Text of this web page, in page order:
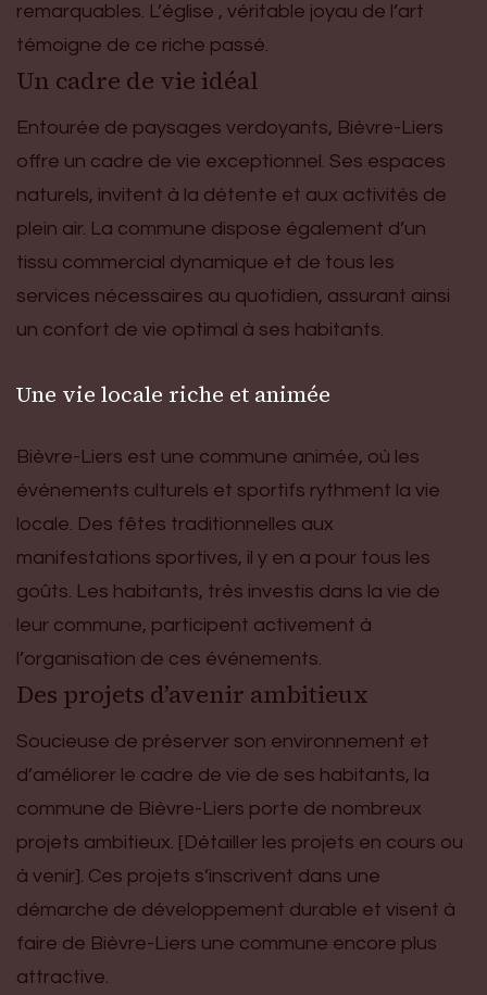
remarquables. L’église , véritable joyau de l’art
témoigne de ce riche passé.
Un cadre de vie idéal
Entourée de paysages verdoyants, Bièvre-Liers
offre un cadre de vie exceptionnel. Ses espaces
naturels, invitent à la détente et aux activités de
plein air. La commune dispose également d’un
tissu commercial dynamique et de tous les
services nécessaires au quotidien, assurant ainsi
un confort de vie optimal à ses habitants.
Une vie locale riche et animée
Bièvre-Liers est une commune animée, où les
événements culturels et sportifs rythment la vie
locale. Des fêtes traditionnelles aux
manifestations sportives, il y en a pour tous les
goûts. Les habitants, très investis dans la vie de
leur commune, participent activement à
l’organisation de ces événements.
Des projets d’avenir ambitieux
Soucieuse de préserver son environnement et
d’améliorer le cadre de vie de ses habitants, la
commune de Bièvre-Liers porte de nombreux
projets ambitieux. [Détailler les projets en cours ou
à venir]. Ces projets s’inscrivent dans une
démarche de développement durable et visent à
faire de Bièvre-Liers une commune encore plus
attractive.